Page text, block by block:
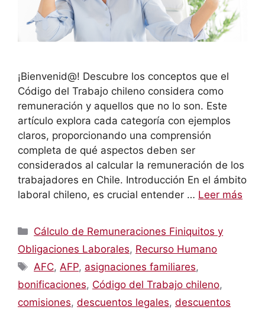
¡Bienvenid@! Descubre los conceptos que el
Código del Trabajo chileno considera como
remuneración y aquellos que no lo son. Este
artículo explora cada categoría con ejemplos
claros, proporcionando una comprensión
completa de qué aspectos deben ser
considerados al calcular la remuneración de los
trabajadores en Chile. Introducción En el ámbito
laboral chileno, es crucial entender … Leer más
Categorías
Cálculo de Remuneraciones Finiquitos y
Obligaciones Laborales, Recurso Humano
Etiquetas
AFC, AFP, asignaciones familiares,
bonificaciones, Código del Trabajo chileno,
comisiones, descuentos legales, descuentos